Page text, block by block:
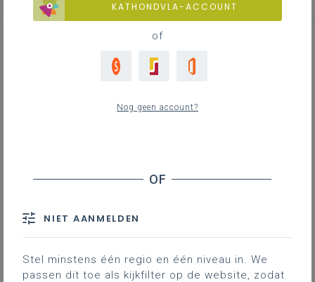
Een lokaal voor aardrijkskunde
Een aangepast en
niet alleen aangenamer werken voor de
leraar en de leerlingen, het is ook een
must volgens de leerplannen.
KATHONDVLA-ACCOUNT
of
Nog geen account?
NIET AANMELDEN
Stel minstens één regio en één niveau in. We
passen dit toe als kijkfilter op de website, zodat